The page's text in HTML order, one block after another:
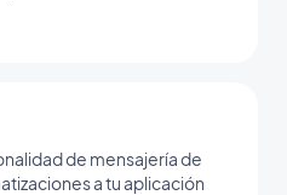
de mensajería de
a tu aplicación